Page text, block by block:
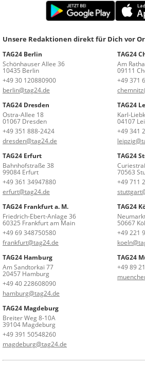
Unsere Redaktionen direkt für Dich vor
TAG24 Berlin
Schönhauser Allee 36
10435 Berlin
+49 30 120880900
berlin@tag24.de
TAG24
Am
09111
+49 371
TAG24 Dresden
Ostra-Allee 18
01067 Dresden
+49 351 888-2424
dresden@tag24.de
TAG24
Karl-
04107
+49 341
TAG24 Erfurt
Bahnhofstraße 38
99084 Erfurt
+49 361 34947880
erfurt@tag24.de
TAG24
70563
+49 711
TAG24 Frankfurt a. M.
Friedrich-Ebert-Anlage 36
60325 Frankfurt am Main
+49 69 348750580
frankfurt@tag24.de
TAG24
50667
+49 221
TAG24 Hamburg
Am Sandtorkai 77
20457 Hamburg
+49 40 228608090
hamburg@tag24.de
TAG24
+49 89
TAG24 Magdeburg
Breiter Weg 8-10A
39104 Magdeburg
+49 391 50548260
magdeburg@tag24.de